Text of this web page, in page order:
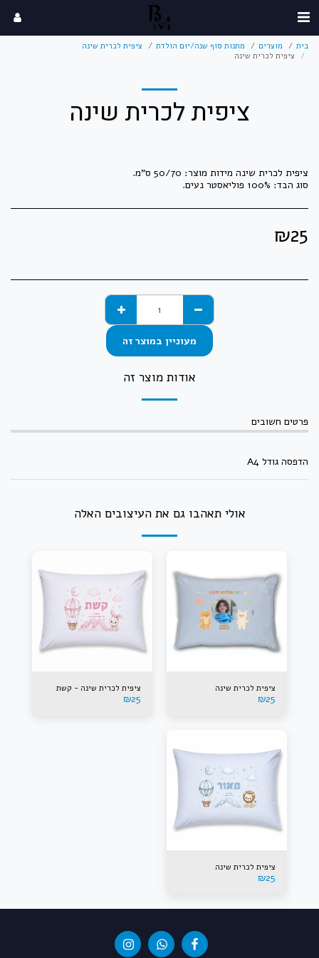
בית מוצרים מתנות סוף שנה/יום הולדת
ציפית לכרית שינה
ציפית לכרית שינה
ציפית לכרית שינה
סוג הבד: 100% פוליאסטר נעים.
₪25
מעוניין במוצר זה
אודות מוצר זה
פרטים חשובים
הדפסה גודל A4
אולי תאהבו גם את העיצובים האלה
ציפית לכרית שינה
₪25
ציפית לכרית שינה - קשת
₪25
ציפית לכרית שינה
₪25